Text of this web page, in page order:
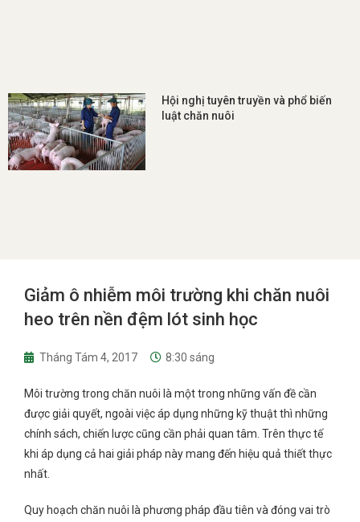
Hội nghị tuyên truyền và phổ biến
luật chăn nuôi
Giảm ô nhiễm môi trường khi chăn nuôi
heo trên nền đệm lót sinh học
Tháng Tám 4, 2017 8:30 sáng
Môi trường trong chăn nuôi là một trong những vấn đề cần
được giải quyết, ngoài việc áp dụng những kỹ thuật thì những
chính sách, chiến lược cũng cần phải quan tâm. Trên thực tế
khi áp dụng cả hai giải pháp này mang đến hiệu quả thiết thực
nhất.
Quy hoạch chăn nuôi là phương pháp đầu tiên và đóng vai trò